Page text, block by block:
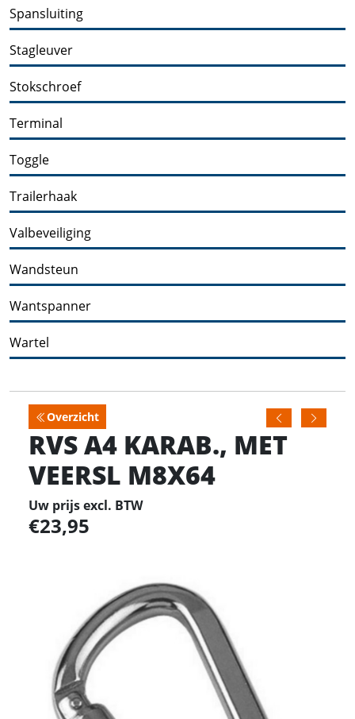
Spansluiting
Stagleuver
Stokschroef
Terminal
Toggle
Trailerhaak
Valbeveiliging
Wandsteun
Wantspanner
Wartel
Overzicht
RVS A4 KARAB., MET
VEERSL M8X64
Uw prijs excl. BTW
23,95